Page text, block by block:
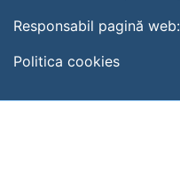
Responsabil pagină web:
Politica cookies